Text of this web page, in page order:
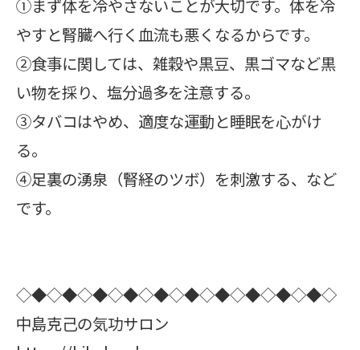
①まず体を冷やさないことが大切です。体を冷
やすと腎臓へ行く血流も悪くなるからです。
②食事に関しては、雑穀や黒豆、黒ゴマなど黒
い物を採り、塩分過多を注意する。
③タバコはやめ、適度な運動と睡眠を心がけ
る。
④足裏の湧泉（腎経のツボ）を刺激する、など
です。
◇◆◇◆◇◆◇◆◇◆◇◆◇◆◇◆◇◆◇◆◇
中島克己の気功サロン